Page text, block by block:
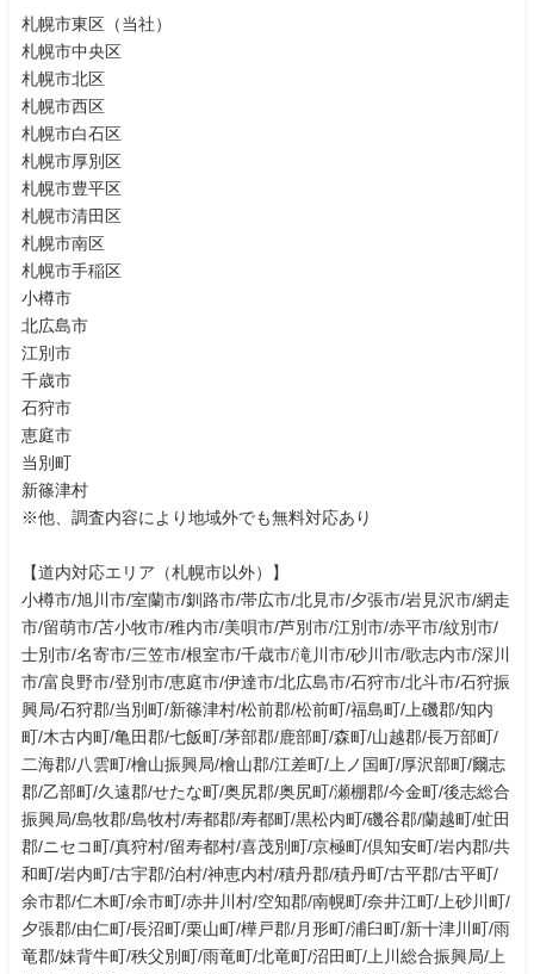
札幌市東区（当社）
札幌市中央区
札幌市北区
札幌市西区
札幌市白石区
札幌市厚別区
札幌市豊平区
札幌市清田区
札幌市南区
札幌市手稲区
小樽市
北広島市
江別市
千歳市
石狩市
恵庭市
当別町
新篠津村
※他、調査内容により地域外でも無料対応あり
【道内対応エリア（札幌市以外）】
小樽市/旭川市/室蘭市/釧路市/帯広市/北見市/夕張市/岩見沢市/網走
市/留萌市/苫小牧市/稚内市/美唄市/芦別市/江別市/赤平市/紋別市/
士別市/名寄市/三笠市/根室市/千歳市/滝川市/砂川市/歌志内市/深川
市/富良野市/登別市/恵庭市/伊達市/北広島市/石狩市/北斗市/石狩振
興局/石狩郡/当別町/新篠津村/松前郡/松前町/福島町/上磯郡/知内
町/木古内町/亀田郡/七飯町/茅部郡/鹿部町/森町/山越郡/長万部町/
二海郡/八雲町/檜山振興局/檜山郡/江差町/上ノ国町/厚沢部町/爾志
郡/乙部町/久遠郡/せたな町/奥尻郡/奥尻町/瀬棚郡/今金町/後志総合
振興局/島牧郡/島牧村/寿都郡/寿都町/黒松内町/磯谷郡/蘭越町/虻田
郡/ニセコ町/真狩村/留寿都村/喜茂別町/京極町/倶知安町/岩内郡/共
和町/岩内町/古宇郡/泊村/神恵内村/積丹郡/積丹町/古平郡/古平町/
余市郡/仁木町/余市町/赤井川村/空知郡/南幌町/奈井江町/上砂川町/
夕張郡/由仁町/長沼町/栗山町/樺戸郡/月形町/浦臼町/新十津川町/雨
竜郡/妹背牛町/秩父別町/雨竜町/北竜町/沼田町/上川総合振興局/上